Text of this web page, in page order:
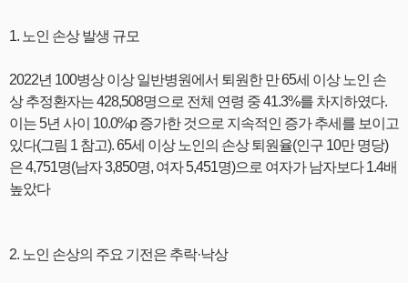
1. 노인 손상 발생 규모
2022년 100병상 이상 일반병원에서 퇴원한 만 65세 이상 노인 손
상 추정환자는 428,508명으로 전체 연령 중 41.3%를 차지하였다.
이는 5년 사이 10.0%p 증가한 것으로 지속적인 증가 추세를 보이고
있다(그림 1 참고). 65세 이상 노인의 손상 퇴원율(인구 10만 명당)
은 4,751명(남자 3,850명, 여자 5,451명)으로 여자가 남자보다 1.4배
높았다
2. 노인 손상의 주요 기전은 추락·낙상